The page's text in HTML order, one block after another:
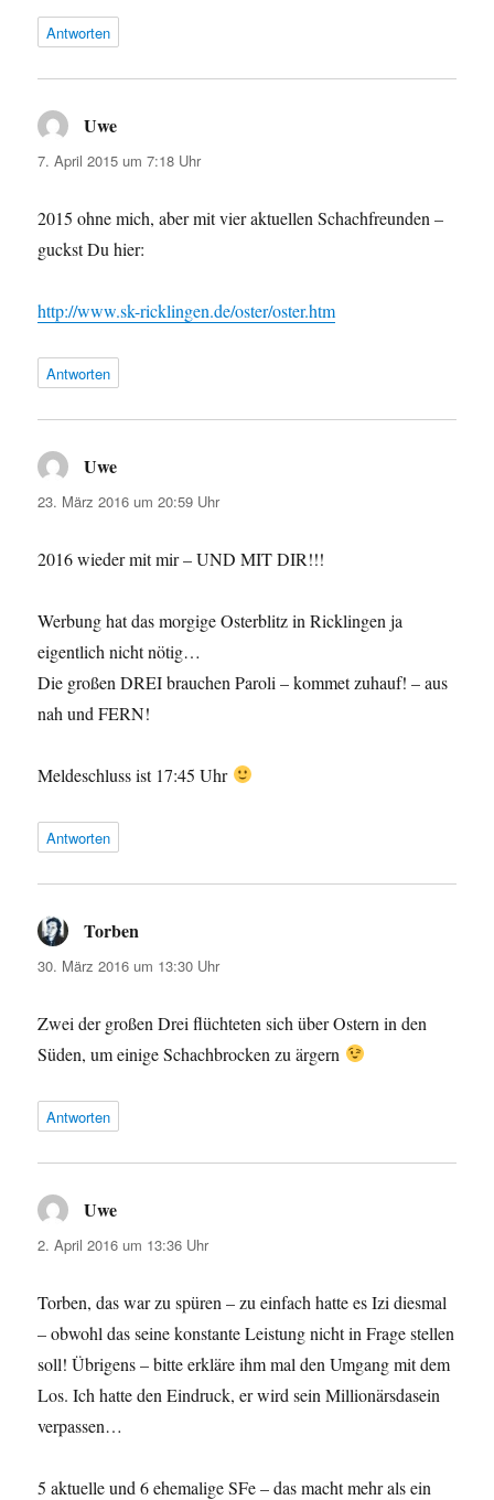
Antworten
Uwe
7. April 2015 um 7:18 Uhr
2015 ohne mich, aber mit vier aktuellen Schachfreunden –
guckst Du hier:
http://www.sk-ricklingen.de/oster/oster.htm
Antworten
Uwe
23. März 2016 um 20:59 Uhr
2016 wieder mit mir – UND MIT DIR!!!
Werbung hat das morgige Osterblitz in Ricklingen ja
eigentlich nicht nötig…
Die großen DREI brauchen Paroli – kommet zuhauf! – aus
nah und FERN!
Meldeschluss ist 17:45 Uhr
Antworten
Torben
30. März 2016 um 13:30 Uhr
Zwei der großen Drei flüchteten sich über Ostern in den
Süden, um einige Schachbrocken zu ärgern
Antworten
Uwe
2. April 2016 um 13:36 Uhr
Torben, das war zu spüren – zu einfach hatte es Izi diesmal
– obwohl das seine konstante Leistung nicht in Frage stellen
soll! Übrigens – bitte erkläre ihm mal den Umgang mit dem
Los. Ich hatte den Eindruck, er wird sein Millionärsdasein
verpassen…
5 aktuelle und 6 ehemalige SFe – das macht mehr als ein